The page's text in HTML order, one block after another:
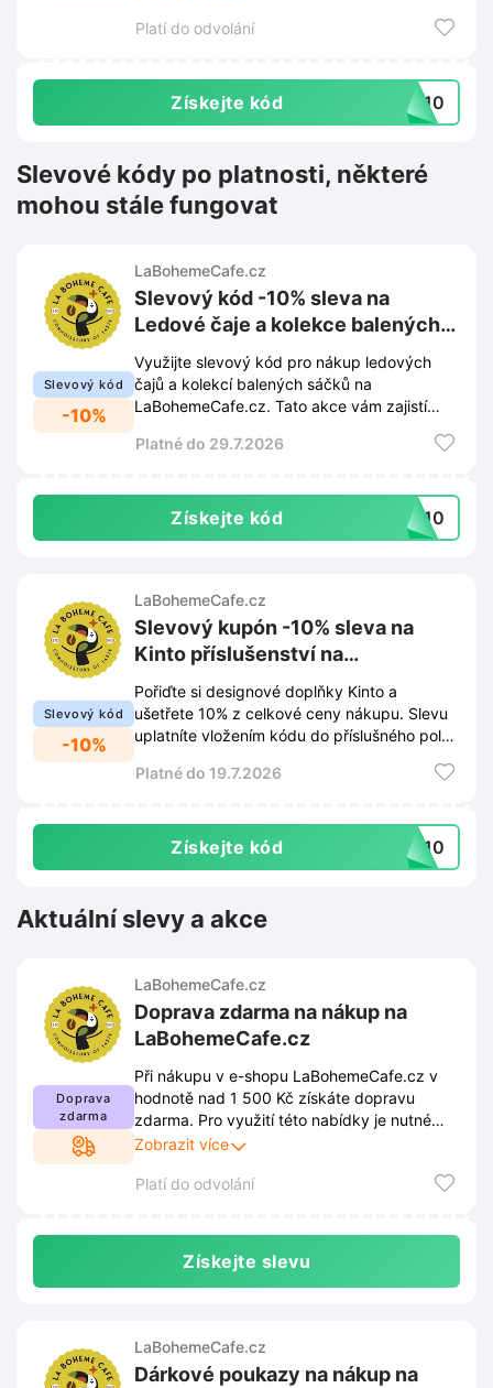
Platí do odvolání
Získejte kód ME10
Slevové kódy po platnosti, některé
mohou stále fungovat
Slevový kód
-10%
LaBohemeCafe.cz
Slevový kód -10% sleva na
Ledové čaje a kolekce balených
sáčků na LaBohemeCafe.cz
Využijte slevový kód pro nákup ledových
čajů a kolekcí balených sáčků na
LaBohemeCafe.cz. Tato akce vám zajistí
Platné do 29.7.2026
Získejte kód EA10
Slevový kód
-10%
LaBohemeCafe.cz
Slevový kupón -10% sleva na
Kinto příslušenství na
LaBohemeCafe.cz
Pořiďte si designové doplňky Kinto a
ušetřete 10% z celkové ceny nákupu. Slevu
uplatníte vložením kódu do příslušného pole
Platné do 19.7.2026
Získejte kód TO10
Aktuální slevy a akce
Doprava
zdarma
LaBohemeCafe.cz
Doprava zdarma na nákup na
LaBohemeCafe.cz
Při nákupu v e-shopu LaBohemeCafe.cz v
hodnotě nad 1 500 Kč získáte dopravu
zdarma. Pro využití této nabídky je nutné
dodržet aktuální obchodní podmínky
se mohou průběžně měnit, proto
Zobrazit více
Platí do odvolání
Získejte slevu
LaBohemeCafe.cz
Dárkové poukazy na nákup na